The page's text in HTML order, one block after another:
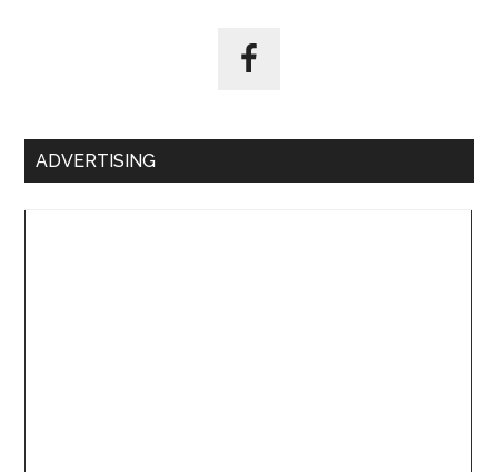
ADVERTISING